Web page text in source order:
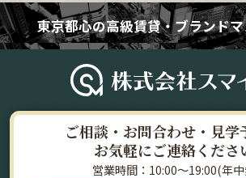
東京都心の高級賃貸・ブランド
ご相談・お問合わせ・見学
お気軽にご連絡くださ
営業時間：10:00～19:00(年